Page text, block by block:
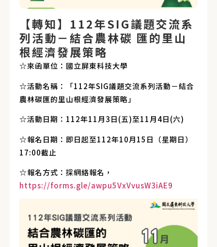
【轉知】112年SIG議題交流系
列活動－結合農林碳 匯的里山
根經濟發展策略
☆來函單位：國立屏東科技大學
☆活動名稱：「112年SIG議題交流系列活動－結合
農林碳匯的里山根經濟發展策略」
☆活動日期：112年11月3日(五)至11月4日(六)
☆報名日期：即日起至112年10月15日（星期日）
17:00截止
☆報名方式：採網絡報名，
https://forms.gle/awpu5VxVvusW3iAE9